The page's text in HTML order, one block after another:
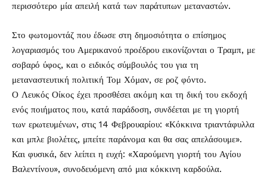
περισσότερο μία απειλή κατά των παράτυπων μεταναστών.
Στο φωτομοντάζ που έδωσε στη δημοσιότητα ο επίσημος
λογαριασμός του Αμερικανού προέδρου εικονίζονται ο Τραμπ, με
σοβαρό ύφος, και ο ειδικός σύμβουλός του για τη
μεταναστευτική πολιτική Τομ Χόμαν, σε ροζ φόντο.
Ο Λευκός Οίκος έχει προσθέσει ακόμη και τη δική του εκδοχή
ενός ποιήματος που, κατά παράδοση, συνδέεται με τη γιορτή
των ερωτευμένων, στις 14 Φεβρουαρίου: «Κόκκινα τριαντάφυλλα
και μπλε βιολέτες, μπείτε παράνομα και θα σας απελάσουμε».
Και φυσικά, δεν λείπει η ευχή: «Χαρούμενη γιορτή του Αγίου
Βαλεντίνου», συνοδευόμενη από μια κόκκινη καρδούλα.